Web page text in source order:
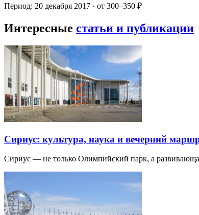
Период: 20 декабря 2017 · от 300–350 ₽
Интересные статьи и публикации
Сириус: культура, наука и вечерний
Сириус — не только Олимпийский парк, а